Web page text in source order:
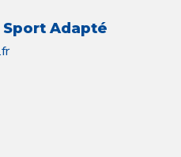
Adapté